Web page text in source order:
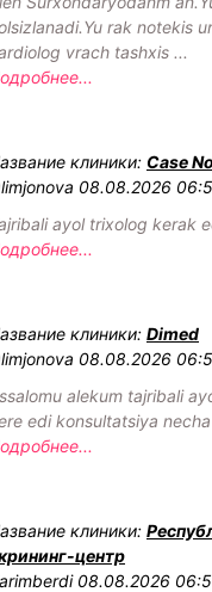
rak notekis
vrach tashxis ...
клиники: Case
08.08.2026
ayol trixolog kerak
клиники: Dimed
08.08.2026
alekum tajribali
edi konsultatsiya
клиники:
центр
08.08.2026